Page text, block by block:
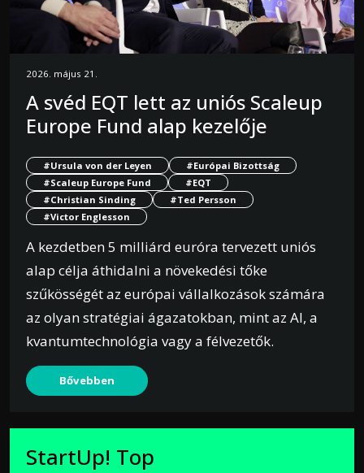
2026. május 21.
A svéd EQT lett az uniós Scaleup
Europe Fund alap kezelője
#Ursula von der Leyen
#Európai Bizottság
#Scaleup Europe Fund
#EQT
#Christian Sinding
#Ted Persson
#Victor Englesson
A kezdetben 5 milliárd euróra tervezett uniós
alap célja áthidalni a növekedési tőke
szűkösségét az európai vállalkozások számára
az olyan stratégiai ágazatokban, mint az AI, a
kvantumtechnológia vagy a félvezetők.
Bővebben
StartUp! Top